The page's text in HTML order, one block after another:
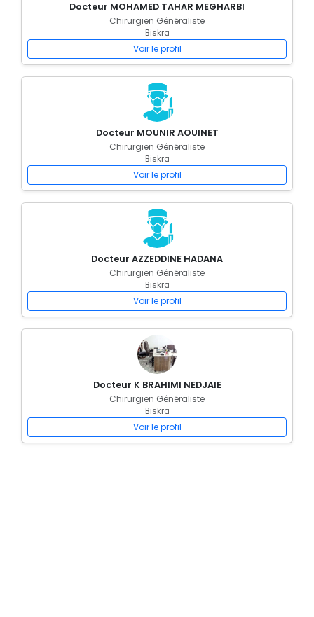
Docteur MOHAMED TAHAR MEGHARBI
Chirurgien Généraliste
Biskra
Voir le profil
Docteur MOUNIR AOUINET
Chirurgien Généraliste
Biskra
Voir le profil
Docteur AZZEDDINE HADANA
Chirurgien Généraliste
Biskra
Voir le profil
Docteur K BRAHIMI NEDJAIE
Chirurgien Généraliste
Biskra
Voir le profil